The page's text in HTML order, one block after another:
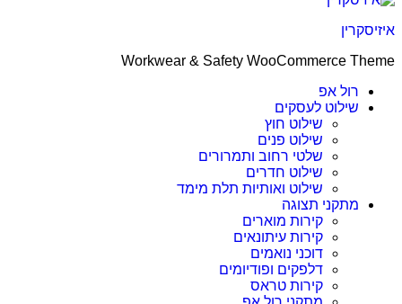
Workwear & Safety WooCommerce
רול אפ
שילוט לעסקים
שילוט חוץ
שילוט פנים
שלטי רחוב ותמרורים
שילוט חדרים
שילוט ואותיות תלת מימד
מתקני תצוגה
קירות מוארים
קירות עיתונאים
דוכני נואמים
דלפקים ופודיומים
קירות טראס